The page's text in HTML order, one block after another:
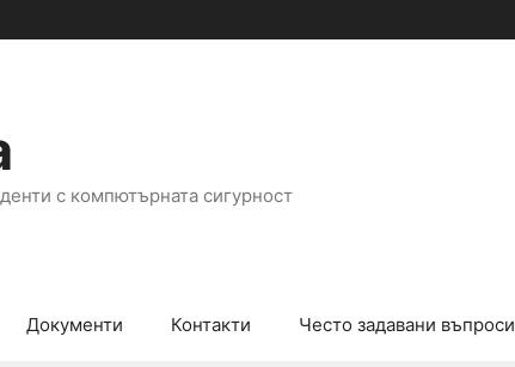
с компютърната сигурност
Документи Контакти Често задавани въпроси